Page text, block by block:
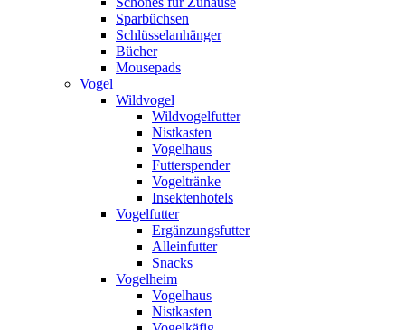
Sparbüchsen
Schlüsselanhänger
Bücher
Mousepads
Vogel
Wildvogel
Wildvogelfutter
Nistkasten
Vogelhaus
Futterspender
Vogeltränke
Insektenhotels
Vogelfutter
Ergänzungsfutter
Alleinfutter
Snacks
Vogelheim
Vogelhaus
Nistkasten